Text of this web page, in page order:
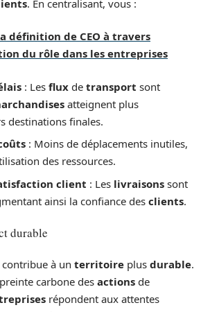
. En centralisant, vous :
définition de CEO à travers
du rôle dans les entreprises
: Les flux de transport sont
atteignent plus
destinations finales.
: Moins de déplacements inutiles,
des ressources.
client : Les livraisons sont
ainsi la confiance des clients.
durable
à un territoire plus durable.
carbone des actions de
répondent aux attentes